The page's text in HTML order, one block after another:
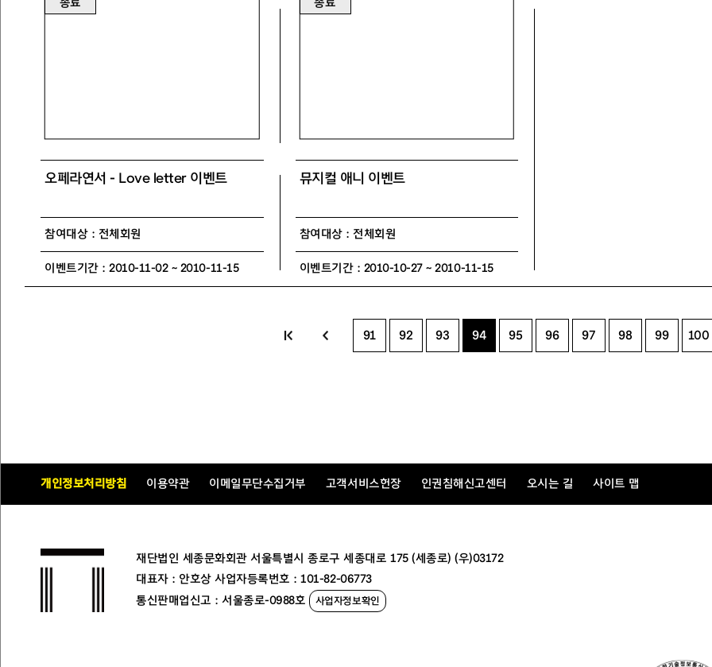
오페라연서 - Love letter 이벤트
참여대상 : 전체회원
이벤트기간 : 2010-11-02 ~ 2010-11-15
뮤지컬 애니 이벤트
참여대상 : 전체회원
이벤트기간 : 2010-10-27 ~ 2010-11-15
91 92 93 94 95 96 97 98 99 100
개인정보처리방침 이용약관 이메일무단수집거부 고객서비스헌장 인권침해신고센터 오시는 길 사이트 맵
재단법인 세종문화회관 서울특별시 종로구 세종대로 175 (세종로) (우)03172
대표자 : 안호상 사업자등록번호 : 101-82-06773
통신판매업신고 : 서울종로-0988호
사업자정보확인